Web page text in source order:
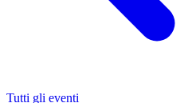
Tutti gli eventi